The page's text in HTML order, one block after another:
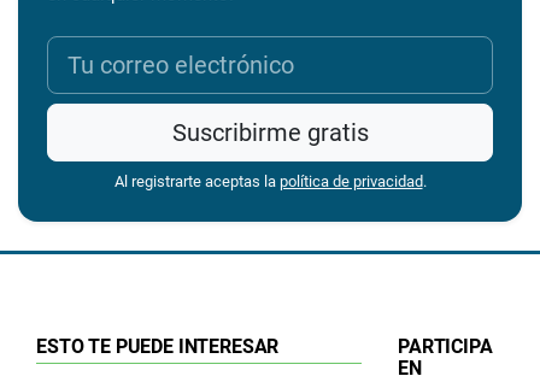
Suscribirme gratis
Al registrarte aceptas la política de privacidad.
ESTO TE PUEDE INTERESAR
PARTICIPA
EN